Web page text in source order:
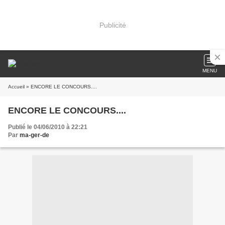
Publicité
MENU
Accueil » ENCORE LE CONCOURS....
ENCORE LE CONCOURS....
Publié le 04/06/2010 à 22:21
Par ma-ger-de